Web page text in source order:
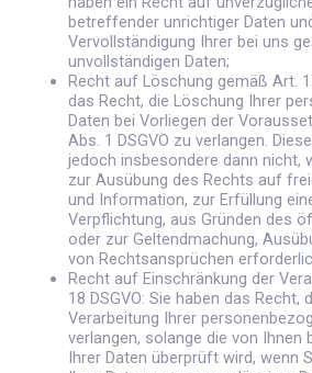
betreffender unrichtiger Daten
Vervollständigung Ihrer bei uns
unvollständigen Daten;
Recht auf Löschung gemäß Art.
das Recht, die Löschung Ihrer
Daten bei Vorliegen der
Abs. 1 DSGVO zu verlangen.
jedoch insbesondere dann nicht,
zur Ausübung des Rechts auf
und Information, zur Erfüllung
Verpflichtung, aus Gründen des
oder zur Geltendmachung,
von Rechtsansprüchen
Recht auf Einschränkung der
18 DSGVO: Sie haben das Recht,
Verarbeitung Ihrer
verlangen, solange die von Ihnen
Ihrer Daten überprüft wird, wenn